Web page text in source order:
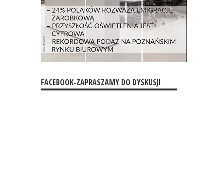
FACEBOOK-ZAPRASZAMY DO DYSKUSJI